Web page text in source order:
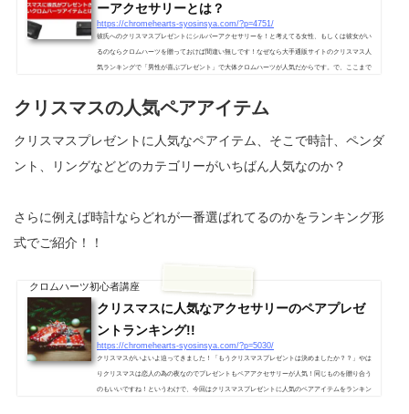
ーアクセサリーとは？
https://chromehearts-syosinsya.com/?p=4751/
彼氏へのクリスマスプレゼントにシルバーアクセサリーを！と考えてる女性、もしくは彼女がい
るのならクロムハーツを贈っておけば間違い無しです！なぜなら大手通販サイトのクリスマス人
気ランキングで「男性が喜ぶプレゼント」で大体クロムハーツが人気だからです。で、ここまで
クロムハーツのアイテムカテゴリーとしてはリング、ブレスレット、チャーム、ドッグタグ、ピ
アス、財布などなど・・・まずはここからどのカテゴリーにするのかを選...
クリスマスの人気ペアアイテム
クリスマスプレゼントに人気なペアイテム、そこで時計、ペンダ
ント、リングなどどのカテゴリーがいちばん人気なのか？
さらに例えば時計ならどれが一番選ばれてるのかをランキング形
式でご紹介！！
クロムハーツ初心者講座
クリスマスに人気なアクセサリーのペアプレゼ
ントランキング!!
https://chromehearts-syosinsya.com/?p=5030/
クリスマスがいよいよ迫ってきました！「もうクリスマスプレゼントは決めましたか？？」やは
りクリスマスは恋人の為の夜なのでプレゼントもペアアクセサリーが人気！同じものを贈り合う
のもいいですね！というわけで、今回はクリスマスプレゼントに人気のペアアイテムをランキン